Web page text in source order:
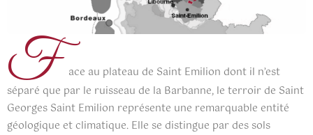
F ace au plateau de Saint Emilion dont il n’est
séparé que par le ruisseau de la Barbanne, le terroir de Saint
Georges Saint Emilion représente une remarquable entité
géologique et climatique. Elle se distingue par des sols